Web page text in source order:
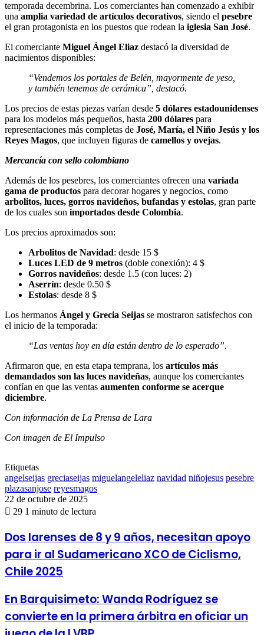
temporada decembrina. Los comerciantes han comenzado a exhibir
una amplia variedad de artículos decorativos, siendo el pesebre
el gran protagonista en los puestos que rodean la iglesia San José.
El comerciante Miguel Ángel Eliaz destacó la diversidad de
nacimientos disponibles:
“Vendemos los portales de Belén, mayormente de yeso,
y también tenemos de cerámica”, destacó.
Los precios de estas piezas varían desde 5 dólares estadounidenses
para los modelos más pequeños, hasta 200 dólares para
representaciones más completas de José, María, el Niño Jesús y los
Reyes Magos, que incluyen figuras de camellos y ovejas.
Mercancía con sello colombiano
Además de los pesebres, los comerciantes ofrecen una variada
gama de productos para decorar hogares y negocios, como
arbolitos, luces, gorros navideños, bufandas y estolas, gran parte
de los cuales son importados desde Colombia.
Los precios aproximados son:
Arbolitos de Navidad: desde 15 $
Luces LED de 9 metros (doble conexión): 4 $
Gorros navideños: desde 1.5 (con luces: 2)
Aserrín: desde 0.50 $
Estolas: desde 8 $
Los hermanos Ángel y Grecia Seijas se mostraron satisfechos con
el inicio de la temporada:
“Las ventas hoy en día están dentro de lo esperado”.
Afirmaron que, en esta etapa temprana, los artículos más
demandados son las luces navideñas, aunque los comerciantes
confían en que las ventas aumenten conforme se acerque
diciembre.
Con información de La Prensa de Lara
Con imagen de El Impulso
Etiquetas
angelseijas greciaseijas miguelangeleliaz navidad niñojesus pesebre
plazasanjose reyesmagos
22 de octubre de 2025
29 1 minuto de lectura
Dos
larenses
de
8
y
años,
necesitan
apoyo
para
Dos larenses de 8 y 9 años, necesitan apoyo
para ir al Sudamericano XCO de Ciclismo,
Chile 2025
En
Barquisimeto:
Wanda
Rodríguez
En Barquisimeto: Wanda Rodríguez se
convierte en la primera árbitra en oficiar un